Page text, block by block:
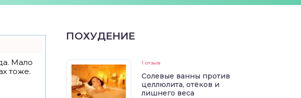
Мало
тоже.
ПОХУДЕНИЕ
1 отзыв
Солевые ванны против
целлюлита, отёков и
лишнего веса